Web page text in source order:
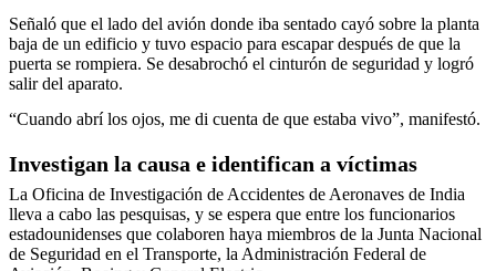
Señaló que el lado del avión donde iba sentado cayó sobre la planta
baja de un edificio y tuvo espacio para escapar después de que la
puerta se rompiera. Se desabrochó el cinturón de seguridad y logró
salir del aparato.
“Cuando abrí los ojos, me di cuenta de que estaba vivo”, manifestó.
Investigan la causa e identifican a víctimas
La Oficina de Investigación de Accidentes de Aeronaves de India
lleva a cabo las pesquisas, y se espera que entre los funcionarios
estadounidenses que colaboren haya miembros de la Junta Nacional
de Seguridad en el Transporte, la Administración Federal de